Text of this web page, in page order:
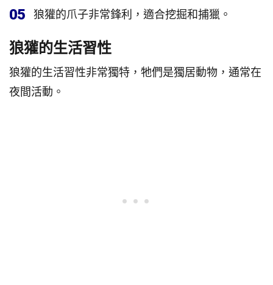
05 狼獾的爪子非常鋒利，適合挖掘和捕獵。
狼獾的生活習性
狼獾的生活習性非常獨特，牠們是獨居動物，通常在
夜間活動。